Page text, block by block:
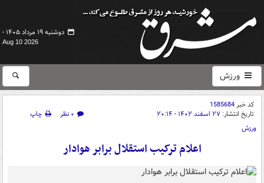
دوشنبه ۱۹ مرداد ۱۴۰۵ -
Aug 10 2026
ورزش
کد خبر1585684
تاریخ انتشار: ۲۷ اسفند ۱۴۰۲ - ۲۰:۱۴ ۰ نظر
چاپ
ورزش
اعلام ترکیب استقلال برابر هوادار